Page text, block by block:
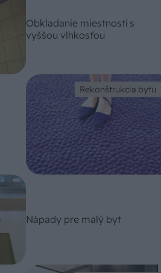
Obkladanie miestností s
vyššou vlhkosťou
Rekonštrukcia bytu
Nápady pre malý byt